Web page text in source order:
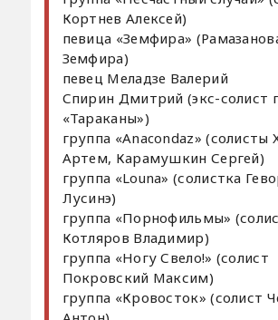
Кортнев Алексей)
певица «Земфира»
Земфира)
певец Меладзе Валерий
Спирин Дмитрий (экс-солист
«Тараканы»)
группа «Anacondaz» (солисты
Артем, Карамушкин Сергей)
группа «Louna» (солистка
Лусинэ)
группа «Порнофильмы»
Котляров Владимир)
группа «Ногу Свело!» (солист
Покровский Максим)
группа «Кровосток» (солист